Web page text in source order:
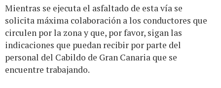
Mientras se ejecuta el asfaltado de esta vía se
solicita máxima colaboración a los conductores que
circulen por la zona y que, por favor, sigan las
indicaciones que puedan recibir por parte del
personal del Cabildo de Gran Canaria que se
encuentre trabajando.